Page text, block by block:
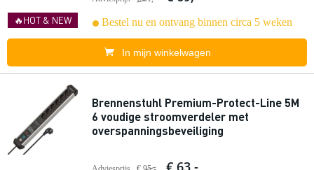
🔥HOT & NEW Bestel nu en ontvang binnen circa 5 weken
In mijn winkelwagen
Brennenstuhl Premium-Protect-Line 5M
6 voudige stroomverdeler met
overspanningsbeveiliging
€ 63,-